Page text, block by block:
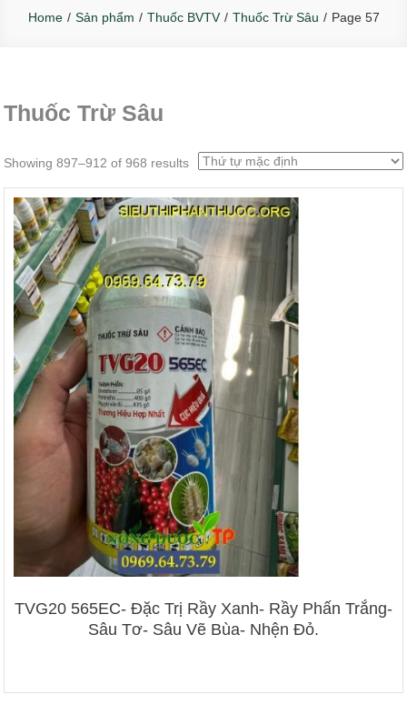
Home Sản phẩm Thuốc BVTV Thuốc Trừ Sâu Page 57
Thuốc Trừ Sâu
Showing 897–912 of 968 results
TVG20 565EC- Đặc Trị Rầy Xanh- Rầy Phấn Trắng-
Sâu Tơ- Sâu Vẽ Bùa- Nhện Đỏ.